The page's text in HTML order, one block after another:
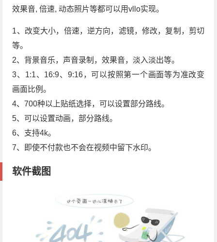
效果音, 倍速, 动态照片等都可以用vllo实现。
1、改变大小，倍速，逆方向，滤镜，修改，复制，剪切
等。
2、背景音乐，声音录制，效果音，淡入淡出等。
3、1:1、16:9、9:16，可以按照第一个画面等为准改变
画面比例。
4、700种以上贴纸选择，可以设置部分路线。
5、可以设置动画，部分路线。
6、支持4k。
7、即使不付款也不会在视频中留下水印。
软件截图